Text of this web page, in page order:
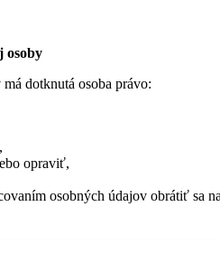
osoby
dotknutá osoba právo:
opraviť,
osobných údajov obrátiť sa